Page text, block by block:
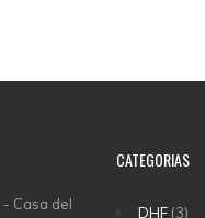
Casa del
CATEGORIAS
DHF(3)